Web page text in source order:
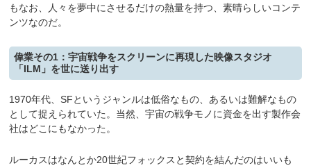
もなお、人々を夢中にさせるだけの熱量を持つ、素晴らしいコンテ
ンツなのだ。
偉業その1：宇宙戦争をスクリーンに再現した映像スタジオ
「ILM」を世に送り出す
1970年代、SFというジャンルは低俗なもの、あるいは難解なもの
として捉えられていた。当然、宇宙の戦争モノに資金を出す製作会
社はどこにもなかった。
ルーカスはなんとか20世紀フォックスと契約を結んだのはいいも